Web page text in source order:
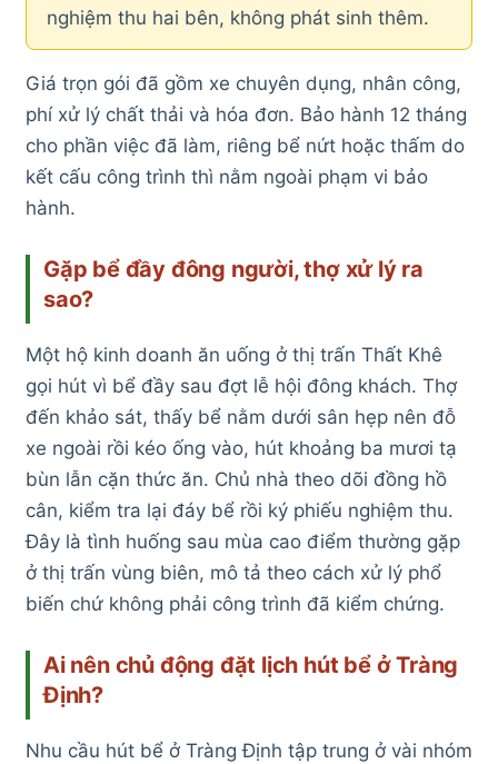
nghiệm thu hai bên, không phát sinh thêm.
Giá trọn gói đã gồm xe chuyên dụng, nhân công,
phí xử lý chất thải và hóa đơn. Bảo hành 12 tháng
cho phần việc đã làm, riêng bể nứt hoặc thấm do
kết cấu công trình thì nằm ngoài phạm vi bảo
hành.
Gặp bể đầy đông người, thợ xử lý ra
sao?
Một hộ kinh doanh ăn uống ở thị trấn Thất Khê
gọi hút vì bể đầy sau đợt lễ hội đông khách. Thợ
đến khảo sát, thấy bể nằm dưới sân hẹp nên đỗ
xe ngoài rồi kéo ống vào, hút khoảng ba mươi tạ
bùn lẫn cặn thức ăn. Chủ nhà theo dõi đồng hồ
cân, kiểm tra lại đáy bể rồi ký phiếu nghiệm thu.
Đây là tình huống sau mùa cao điểm thường gặp
ở thị trấn vùng biên, mô tả theo cách xử lý phổ
biến chứ không phải công trình đã kiểm chứng.
Ai nên chủ động đặt lịch hút bể ở Tràng
Định?
Nhu cầu hút bể ở Tràng Định tập trung ở vài nhóm